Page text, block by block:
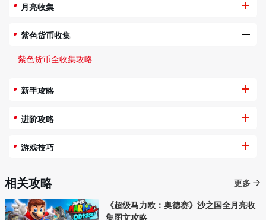
月亮收集
紫色货币收集
紫色货币全收集攻略
新手攻略
进阶攻略
游戏技巧
相关攻略
更多
《超级马力欧：奥德赛》沙之国全月亮收
集图文攻略